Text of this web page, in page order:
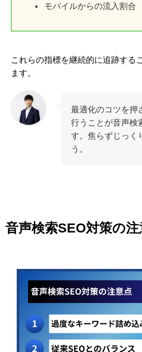
モバイルからの流入割合
これらの指標を継続的に追跡する
ます。
最適化のコツを押
行うことが音声検
す。焦らずじっく
う。
音声検索SEO対策の注